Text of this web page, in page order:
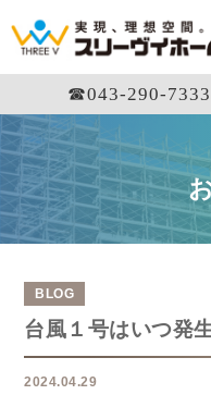
☎︎043-290-7333
BLOG
台風１号はいつ発
2024.04.29